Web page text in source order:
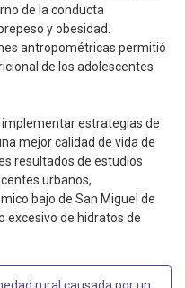
de la conducta
y obesidad.
antropométricas permitió
de los adolescentes
estrategias de
mejor calidad de vida de
resultados de estudios
urbanos,
bajo de San Miguel de
excesivo de hidratos de
rural causada por un